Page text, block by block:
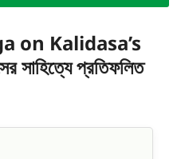
on Kalidasa’s
প্রতিফলিত